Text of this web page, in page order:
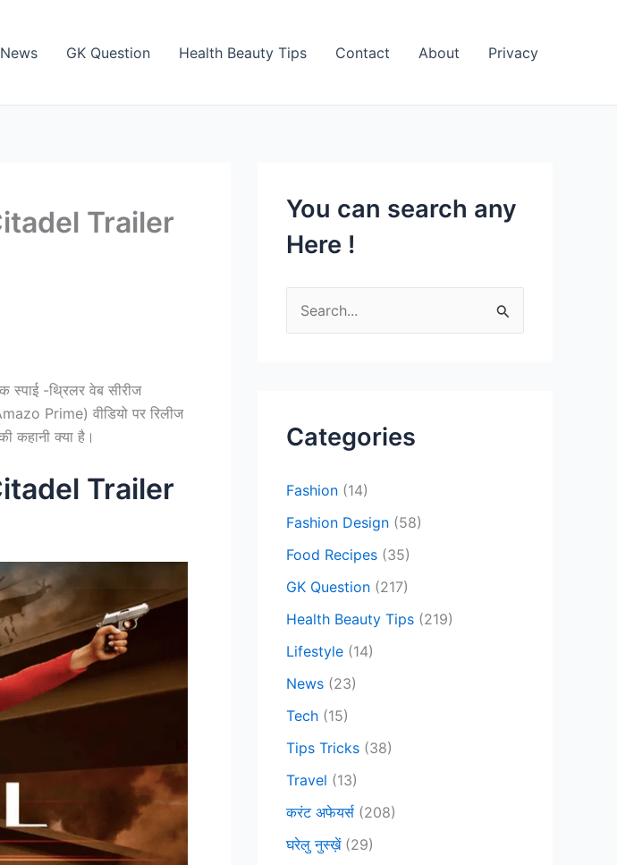
News GK Question Health Beauty Tips Contact About Privacy
Citadel Trailer
स्पाई -थ्रिलर वेब सीरीज
Prime) वीडियो पर रिलीज
कहानी क्या है।
Citadel Trailer
You can search any
Here !
e
h
o
r
:
Categories
Fashion (14)
Fashion Design (58)
Food Recipes (35)
GK Question (217)
Health Beauty Tips (219)
Lifestyle (14)
News (23)
Tech (15)
Tips Tricks (38)
Travel (13)
करंट अफेयर्स (208)
घरेलु नुस्ख़ें(29)